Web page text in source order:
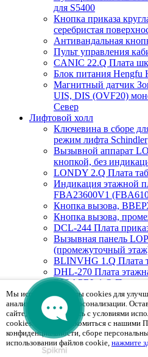
для S5400
Кнопка приказа
серебристая
Антивандальная
Пульт управления
CANIC 22.Q Плата
Блок питания Hengfu
Магнитный датчик
UIS, DIS (OVF20)
Cевер
Лифтовой холл
Ключевина в сборе
режим лифта Schindler
Вызывной аппарат
кнопкой, без
LONDY 2.Q Плата
Индикация этажной
FBA23600V1
Кнопка вызова,
Кнопка вызова,
DCL-244 Плата
Вызывная панель
(промежуточный
BLINVHG 1.Q Плата
DHL-270 Плата
BIOAPRL 1.Q Плата
Schindler 300AP
Вызывная панель
Вниз), белый, врезной
MAD1.Q Плата
Вызывная панель
мет.кнопки)
Мы используем файлы cookies для
анализа трафика и персонализации.
сайте, вы соглашаетесь с условиями
cookies. Чтобы ознакомиться с нашими
конфиденциальности, сборе
использовании файлов cookie, нажмите